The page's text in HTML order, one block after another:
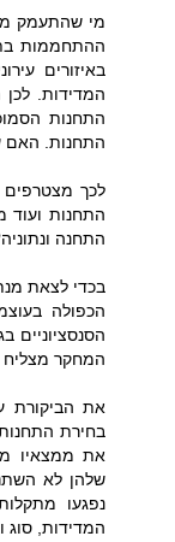
מי שהתעמק
ההתחממות
באיזורים
המדידות.
התחנות
התחנות. האם
לכך מצטרפים
התחנות ועוד
התחנה
בכדי לצאת
הכפולה
הסנסציוניים
המחקר מצליח
את הביקורת
בחירת
את ממצאיו
שלהן לא
נפגעו
המדידות, סוג